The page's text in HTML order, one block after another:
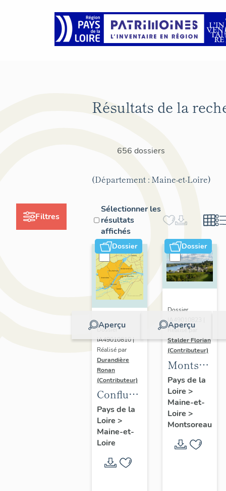
Filtres
Résultats de la
656 dossiers
(Département : Maine-et-Loire)
Sélectionner les
résultats
affichés
Dossier
Aperçu
Dossier
IA49010810 |
Réalisé par
Durandière
Ronan
(Contributeur)
Confluence
Maine-
Loire :
présentation
l'opération
Pays de la
Loire >
Maine-et-
Loire
Dossier
Aperçu
Dossier
IA49010823 |
Réalisé par
Stalder Florian
(Contributeur)
Montsoreau
:
de la
commune
Pays de la
Loire >
Maine-et-
Loire >
Montsoreau